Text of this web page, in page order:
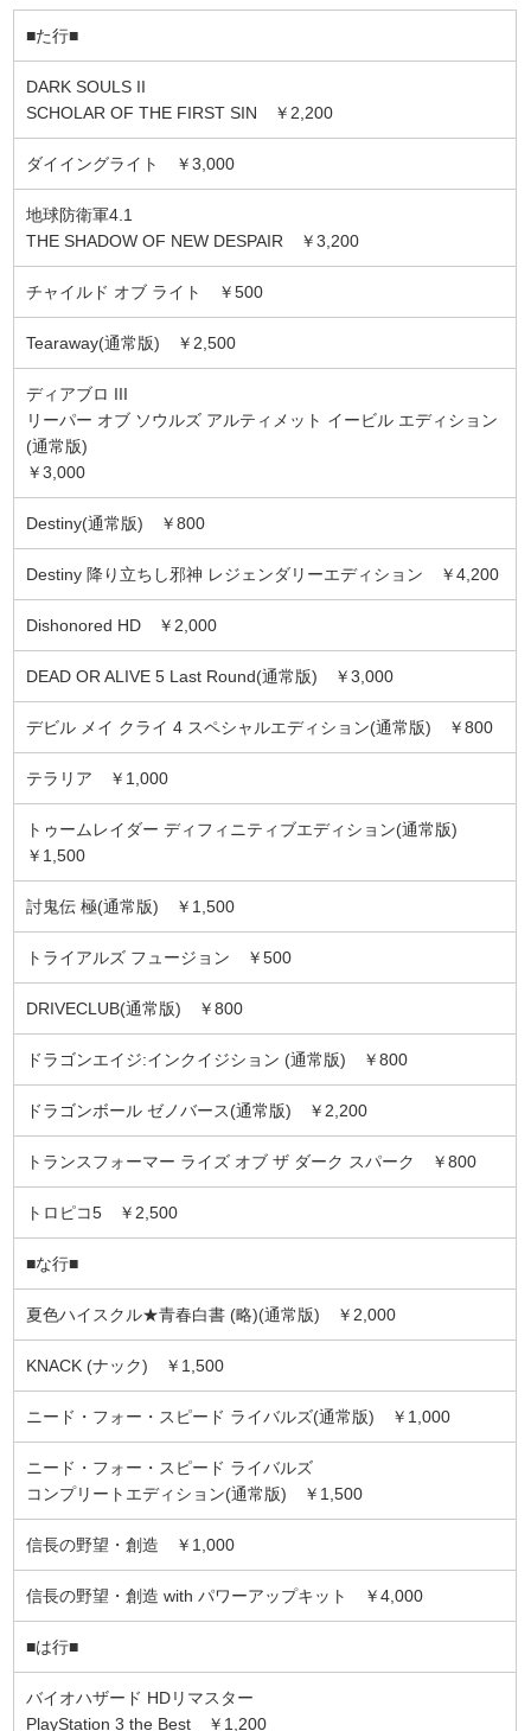
■た行■
DARK SOULS II
SCHOLAR OF THE FIRST SIN ￥2,200
ダイイングライト ￥3,000
地球防衛軍4.1
THE SHADOW OF NEW DESPAIR ￥3,200
チャイルド オブ ライト ￥500
Tearaway(通常版) ￥2,500
ディアブロ III
リーパー オブ ソウルズ アルティメット イービル エディション
(通常版)
￥3,000
Destiny(通常版) ￥800
Destiny 降り立ちし邪神 レジェンダリーエディション ￥4,200
Dishonored HD ￥2,000
DEAD OR ALIVE 5 Last Round(通常版) ￥3,000
デビル メイ クライ 4 スペシャルエディション(通常版) ￥800
テラリア ￥1,000
トゥームレイダー ディフィニティブエディション(通常版)
￥1,500
討鬼伝 極(通常版) ￥1,500
トライアルズ フュージョン ￥500
DRIVECLUB(通常版) ￥800
ドラゴンエイジ:インクイジション (通常版) ￥800
ドラゴンボール ゼノバース(通常版) ￥2,200
トランスフォーマー ライズ オブ ザ ダーク スパーク ￥800
トロピコ5 ￥2,500
■な行■
夏色ハイスクル★青春白書 (略)(通常版) ￥2,000
KNACK (ナック) ￥1,500
ニード・フォー・スピード ライバルズ(通常版) ￥1,000
ニード・フォー・スピード ライバルズ
コンプリートエディション(通常版) ￥1,500
信長の野望・創造 ￥1,000
信長の野望・創造 with パワーアップキット ￥4,000
■は行■
バイオハザード HDリマスター
PlayStation 3 the Best ￥1,200